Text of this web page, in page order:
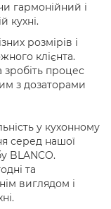
гармонійний і
кухні.
розмірів і
клієнта.
зробіть процес
з дозаторами
у кухонному
серед нашої
BLANCO.
та
виглядом і